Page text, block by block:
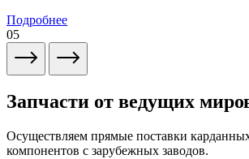
Подробнее
05
Запчасти от ведущих
Осуществляем прямые поставки
компонентов с зарубежных заводов.